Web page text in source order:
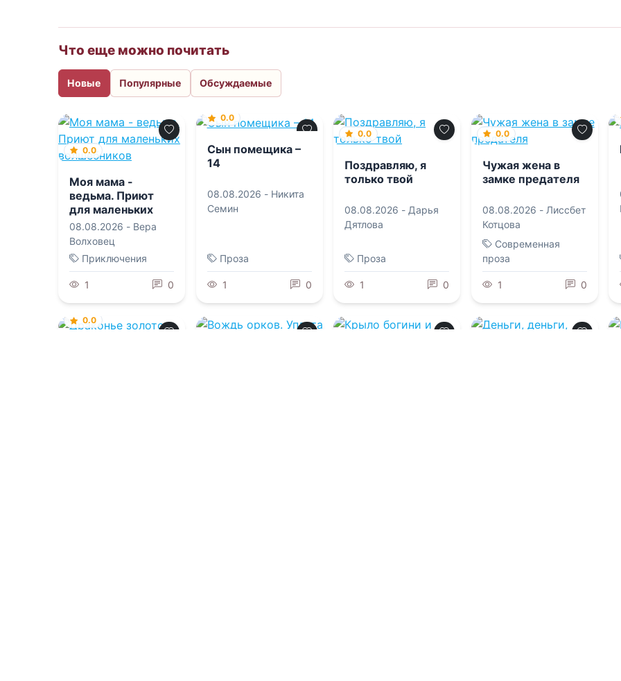
Что еще можно почитать
Новые Популярные Обсуждаемые
0.0
Моя мама -
ведьма. Приют
для маленьких
волшебников
08.08.2026 - Вера
Волховец
Приключения
1 0
0.0
Сын помещика –
14
08.08.2026 - Никита
Семин
Проза
1 0
0.0
Поздравляю, я
только твой
08.08.2026 - Дарья
Дятлова
Проза
1 0
0.0
Чужая жена в
замке предателя
08.08.2026 - Лиссбет
Котцова
Современная
проза
1 0
0.0